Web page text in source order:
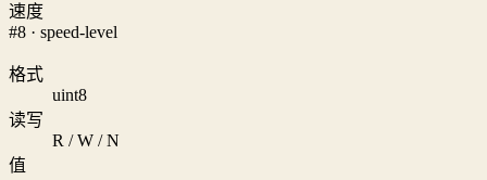
速度
#8 · speed-level
格式
uint8
读写
R / W / N
值